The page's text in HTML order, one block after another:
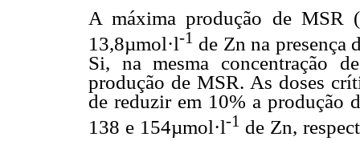
A máxima produção de MSR
13,8µmol·l-1 de Zn na presença
Si, na mesma concentração
produção de MSR. As doses
de reduzir em 10% a produção
138 e 154µmol·l-1 de Zn,